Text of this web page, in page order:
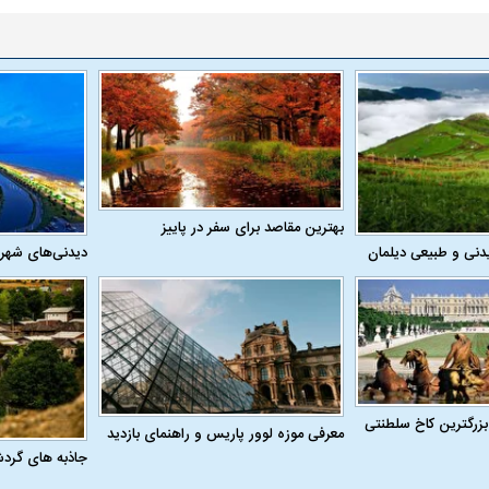
و طبیعی دیلمان
بهترین مقاصد برای سفر در پاییز
دیدنی‌های
کاخ سلطنتی
معرفی موزه لوور پاریس و راهنمای بازدید
جاذبه های
حجازی درباره
ببینید| انیمیشن لگویی حمله به کویت با
جنگنده اف-۵
ببینید| نظر
گوگوش خبرساز
دلیل علاقه